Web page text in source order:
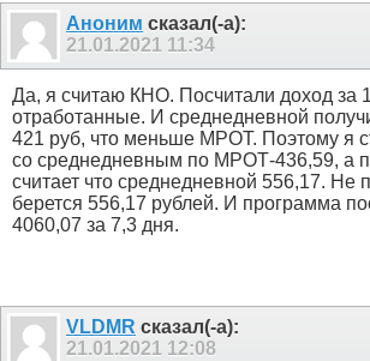
Аноним сказал(-а):
21.01.2021 11:34
Да, я считаю КНО. Посчитали доход за
отработанные. И среднедневной
421 руб, что меньше МРОТ. Поэтому я
со среднедневным по МРОТ-436,59, а
считает что среднедневной 556,17. Не
берется 556,17 рублей. И программа
4060,07 за 7,3 дня.
VLDMR сказал(-а):
21.01.2021 12:08